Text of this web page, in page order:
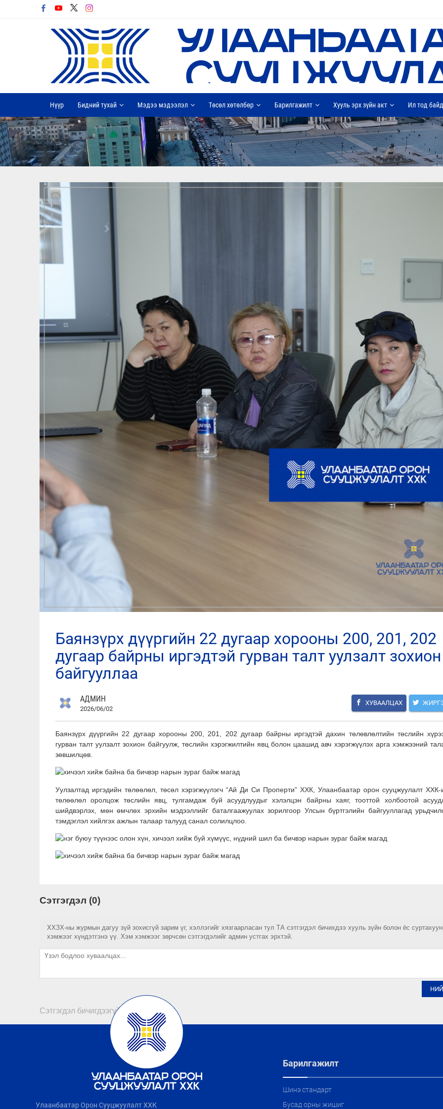
Нүүр Бидний тухай Мэдээ мэдээлэл Төсөл хөтөлбөр Барилгажилт Хууль эрх зүйн акт Ил тод
баянзүрх дүүргийн 22 дугаар хорооны 200, 201, 202
дугаар байрны иргэдтэй гурван талт уулзалт зохион
байгууллаа
АДМИН
2026/06/02
ХУВААЛЦАХ
Баянзүрх дүүргийн 22 дугаар хорооны 200, 201, 202 дугаар байрны иргэдтэй дахин төлөвлөлтийн төслийн
гурван талт уулзалт зохион байгуулж, төслийн хэрэгжилтийн явц болон цаашид авч хэрэгжүүлэх арга хэмжээний
зөвшилцөв.
Уулзалтад иргэдийн төлөөлөл, төсөл хэрэгжүүлэгч “Ай Ди Си Проперти” ХХК, Улаанбаатар орон сууцжуулалт ХХК-
төлөөлөл оролцож төслийн явц, тулгамдаж буй асуудлуудыг хэлэлцэн байрны хаяг, тооттой холбоотой
шийдвэрлэх, мөн өмчлөх эрхийн мэдээллийг баталгаажуулах зорилгоор Улсын бүртгэлийн байгууллагад
тэмдэглэл хийлгэх ажлын талаар талууд санал солилцлоо.
Сэтгэгдэл (0)
ХХЗХ-ны журмын дагуу зүй зохисгүй зарим үг, хэллэгийг хязгаарласан тул ТА сэтгэгдэл бичихдээ хууль зүйн болон ёс
хэмжээг хүндэтгэнэ үү. Хэм хэмжээг зөрчсөн сэтгэгдэлийг админ устгах эрхтэй.
Сэтгэгдэл бичигдээгүй байна
Улаанбаатар Орон Сууцжуулалт ХХК
Барилгажилт
Шинэ стандарт
Бусад орны жишиг